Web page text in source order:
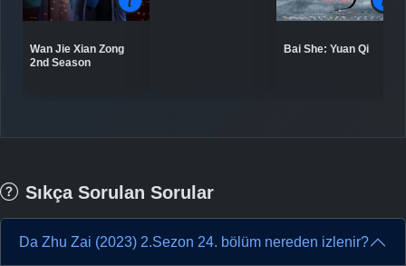
Wan Jie Xian Zong
2nd Season
Bai She: Yuan Qi
Sıkça Sorulan Sorular
Da Zhu Zai (2023) 2.Sezon 24. bölüm nereden izlenir?